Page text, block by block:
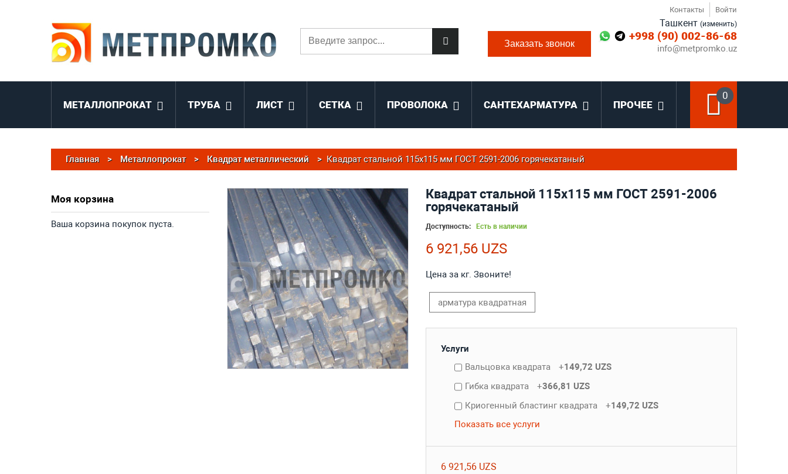
Ташкент (изменить)
+998 (90) 002-86-68
info@metpromko.uz
Контакты Войти
Заказать звонок
0
МЕТАЛЛОПРОКАТ
ТРУБА ЛИСТ СЕТКА ПРОВОЛОКА САНТЕХАРМАТУРА ПРОЧЕЕ
Главная > Металлопрокат > Квадрат металлический > Квадрат стальной 115x115 мм ГОСТ 2591-2006 горячекатаный
Квадрат стальной 115x115 мм ГОСТ 2591-2006
горячекатаный
Доступность: Есть в наличии
6 921,56 UZS
Цена за кг. Звоните!
арматура квадратная
Услуги
Вальцовка квадрата
+149,72 UZS
Гибка квадрата
+366,81 UZS
Криогенный бластинг квадрата
+149,72 UZS
Показать все услуги
6 921,56 UZS
Моя корзина
Ваша корзина покупок пуста.